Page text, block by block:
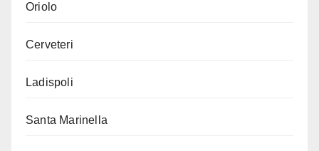
Oriolo
Cerveteri
Ladispoli
Santa Marinella